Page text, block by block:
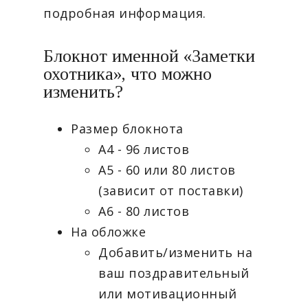
подробная информация.
Блокнот именной «Заметки
охотника», что можно
изменить?
Размер блокнота
А4 - 96 листов
А5 - 60 или 80 листов
(зависит от поставки)
А6 - 80 листов
На обложке
Добавить/изменить на
ваш поздравительный
или мотивационный